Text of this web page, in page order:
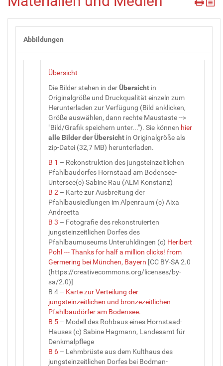
Abbildungen
Übersicht
Die Bilder stehen in derÜbersicht in
Originalgröße und Druckqualität einzeln zum
Herunterladen zur Verfügung (Bild anklicken,
Größe auswählen, dann rechte Maustaste -->
"Bild/Grafik speichern unter..."). Sie können hier
alle BilderderÜbersicht in Originalgröße als
zip-Datei (32,7 MB) herunterladen.
B 1 – Rekonstruktion des jungsteinzeitlichen
Pfahlbaudorfes Hornstaad am Bodensee-
Untersee(c) Sabine Rau (ALM Konstanz)
B 2 – Karte zur Ausbreitung der
Pfahlbausiedlungen im Alpenraum (c) Aixa
Andreetta
B 3 – Fotografie des rekonstruierten
jungsteinzeitlichen Dorfes des
Pfahlbaumuseums Unteruhldingen (c) Heribert
Pohl --- Thanks for half a million clicks! from
Germering bei München, Bayern [CC BY-SA 2.0
(https://creativecommons.org/licenses/by-
sa/2.0)]
B 4 – Karte zur Verteilung der
jungsteinzeitlichen und bronzezeitlichen
Pfahlbaudörfer am Bodensee.
B 5 – Modell des Rohbaus eines Hornstaad-
Hauses (c) Sabine Hagmann, Landesamt für
Denkmalpflege
B 6 – Lehmbrüste aus dem Kulthaus des
jungsteinzeitlichen Dorfes bei Bodman-